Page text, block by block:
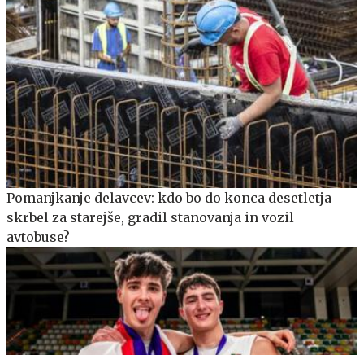
Pomanjkanje delavcev: kdo bo do konca desetletja
skrbel za starejše, gradil stanovanja in vozil
avtobuse?